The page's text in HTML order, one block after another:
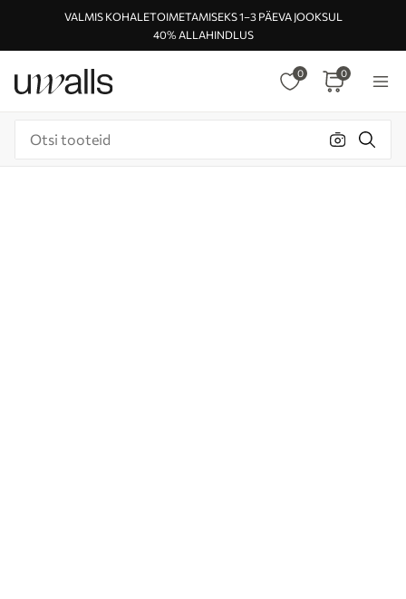
VALMIS KOHALETOIMETAMISEKS 1–3 PÄEVA JOOKSUL
40% ALLAHINDLUS
0 0